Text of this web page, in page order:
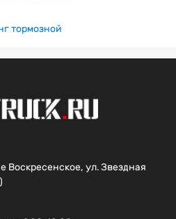
тормозной
Воскресенское, ул. Звездная